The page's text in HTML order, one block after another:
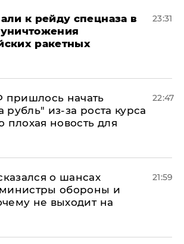
к рейду спецназа в
ракетных
23:31
начать
рубль" из-за роста курса
плохая новость для
22:47
о шансах
министры обороны и
не выходит на
21:59